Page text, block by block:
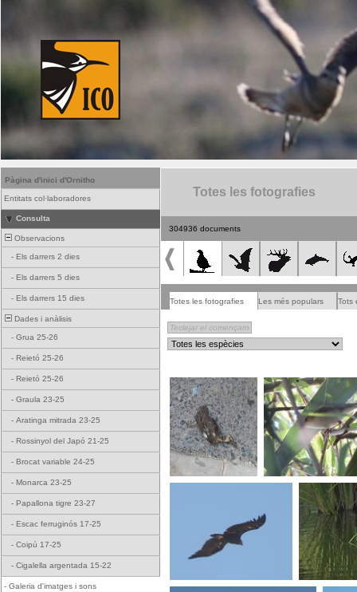
Pàgina d'inici d'Ornitho
Entitats col·laboradores
Consulta
Observacions
- Els darrers 2 dies
- Els darrers 5 dies
- Els darrers 15 dies
Dades i anàlisis
- Grua 25-26
- Reietó 25-26
- Reietó 25-26
- Graula 23-25
- Aratinga mitrada 23-25
- Rossinyol del Japó 21-25
- Brocat variable 24-25
- Monarca 23-25
- Papallona tigre 23-27
- Escac ferruginós 17-25
- Coipú 17-25
- Cigalella argentada 15-22
- Galeria d'imatges i sons
Totes les fotografies
304936 documents
Totes les fotografies Les més populars Tots